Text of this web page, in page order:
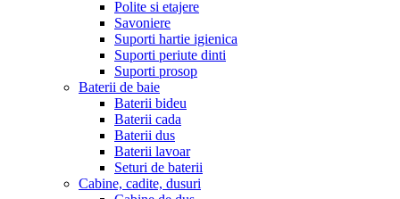
Polite si etajere
Savoniere
Suporti hartie igienica
Suporti periute dinti
Suporti prosop
Baterii de baie
Baterii bideu
Baterii cada
Baterii dus
Baterii lavoar
Seturi de baterii
Cabine, cadite, dusuri